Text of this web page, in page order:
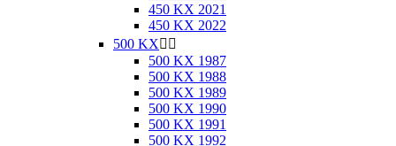
450 KX 2021
450 KX 2022
500 KX 
500 KX 1987
500 KX 1988
500 KX 1989
500 KX 1990
500 KX 1991
500 KX 1992